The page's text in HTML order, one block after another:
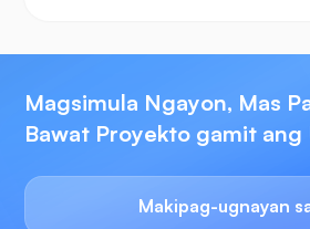
Magsimula Ngayon, Mas
Bawat Proyekto gamit
Makipag-ugnayan